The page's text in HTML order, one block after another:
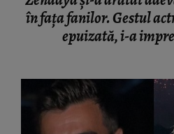
în fața fanilor. Gestul
epuizată, i-a